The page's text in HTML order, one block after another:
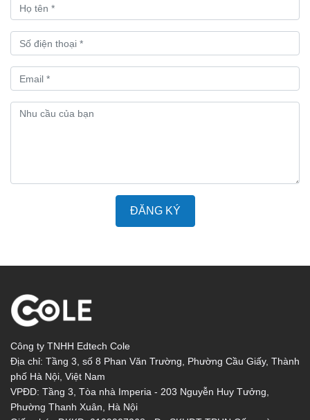
ĐĂNG KÝ
Công ty TNHH Edtech Cole
Địa chỉ: Tầng 3, số 8 Phan Văn Trường, Phường Cầu Giấy, Thành
phố Hà Nội, Việt Nam
VPĐD: Tầng 3, Tòa nhà Imperia - 203 Nguyễn Huy Tưởng,
Phường Thanh Xuân, Hà Nội